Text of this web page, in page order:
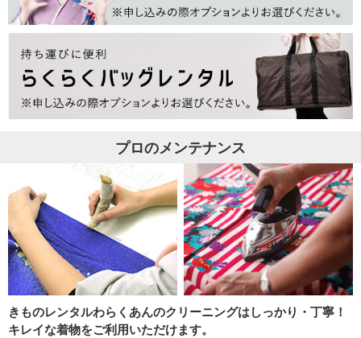
プロのメンテナンス
きものレンタルわらくあんのクリーニングはしっかり・丁寧！
キレイな着物をご利用いただけます。